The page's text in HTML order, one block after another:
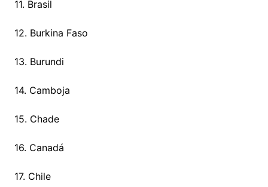
11. Brasil
12. Burkina Faso
13. Burundi
14. Camboja
15. Chade
16. Canadá
17. Chile